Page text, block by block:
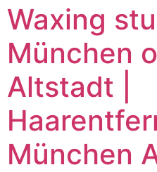
Waxing
München
Altstadt |
München